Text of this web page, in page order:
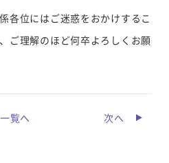
各位にはご迷惑をおかけするこ
ご理解のほど何卒よろしくお願
一覧へ 次へ